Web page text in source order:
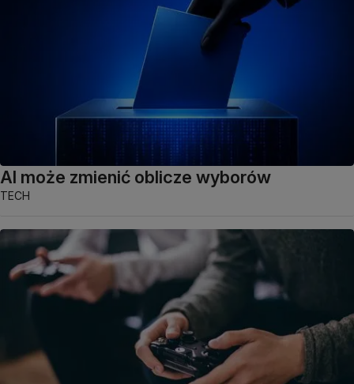
AI może zmienić oblicze wyborów
TECH